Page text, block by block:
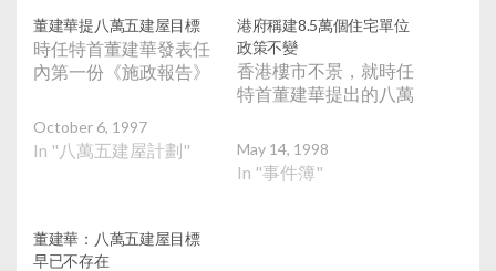
董建華提八萬五建屋目標
時任特首董建華發表任
內第一份《施政報告》
October 6, 1997
In "八萬五建屋計劃"
港府稱建8.5萬個住宅單位
政策不變
香港樓市不景，就時任
特首董建華提出的八萬
May 14, 1998
In "事件簿"
董建華：八萬五建屋目標
早已不存在